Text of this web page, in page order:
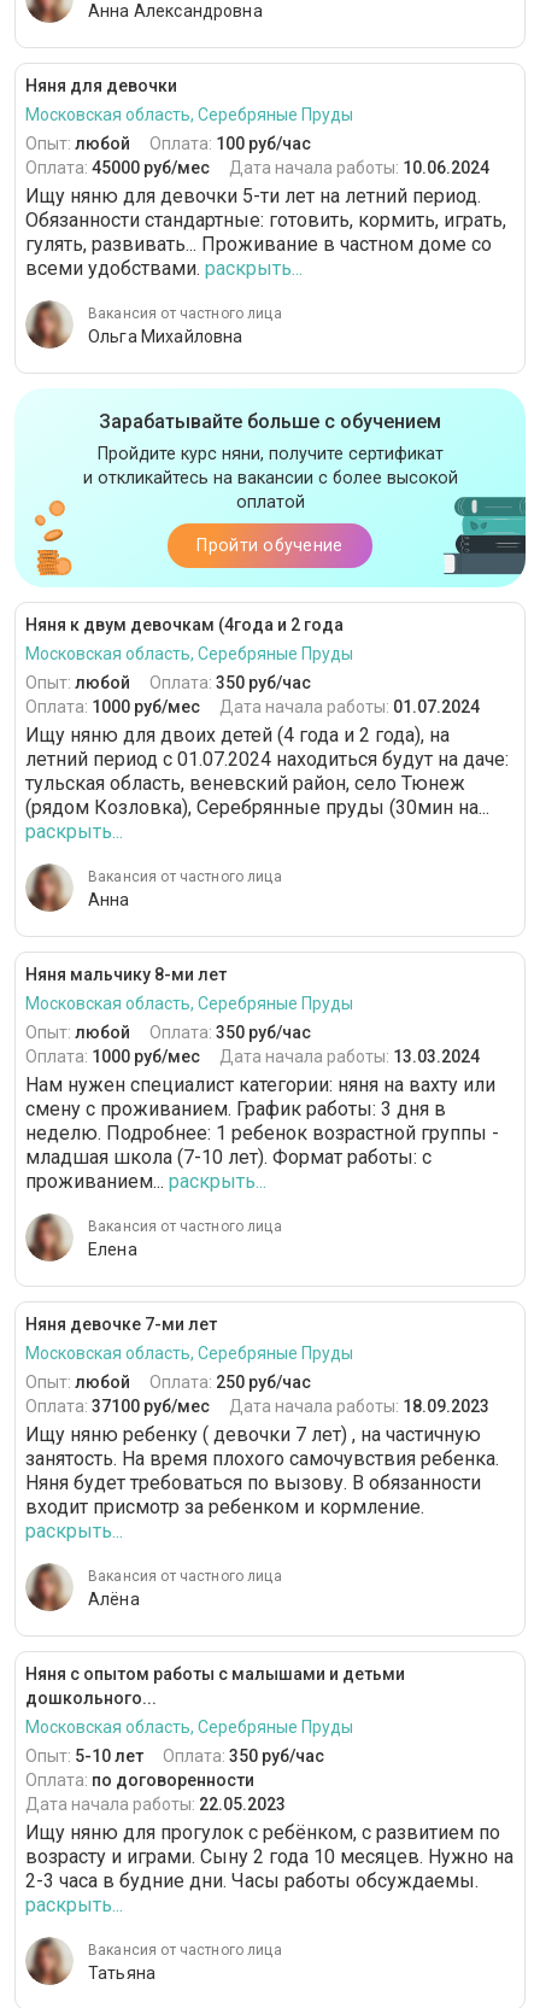
Анна Александровна
Няня для девочки
Московская область, Серебряные Пруды
Опыт: любой Оплата: 100 руб/час
Оплата: 45000 руб/мес Дата начала работы: 10.06.2024
Ищу няню для девочки 5-ти лет на летний период.
Обязанности стандартные: готовить, кормить, играть,
гулять, развивать... Проживание в частном доме со
всеми удобствами. раскрыть...
Вакансия от частного лица
Ольга Михайловна
Зарабатывайте больше с обучением
Пройдите курс няни, получите сертификат
и откликайтесь на вакансии с более высокой
оплатой
Пройти обучение
Няня к двум девочкам (4года и 2 года
Московская область, Серебряные Пруды
Опыт: любой Оплата: 350 руб/час
Оплата: 1000 руб/мес Дата начала работы: 01.07.2024
Ищу няню для двоих детей (4 года и 2 года), на
летний период с 01.07.2024 находиться будут на даче:
тульская область, веневский район, село Тюнеж
(рядом Козловка), Серебрянные пруды (30мин на...
раскрыть...
Вакансия от частного лица
Анна
Няня мальчику 8-ми лет
Московская область, Серебряные Пруды
Опыт: любой Оплата: 350 руб/час
Оплата: 1000 руб/мес Дата начала работы: 13.03.2024
Нам нужен специалист категории: няня на вахту или
смену с проживанием. График работы: 3 дня в
неделю. Подробнее: 1 ребенок возрастной группы -
младшая школа (7-10 лет). Формат работы: c
проживанием... раскрыть...
Вакансия от частного лица
Елена
Няня девочке 7-ми лет
Московская область, Серебряные Пруды
Опыт: любой Оплата: 250 руб/час
Оплата: 37100 руб/мес Дата начала работы: 18.09.2023
Ищу няню ребенку ( девочки 7 лет) , на частичную
занятость. На время плохого самочувствия ребенка.
Няня будет требоваться по вызову. В обязанности
входит присмотр за ребенком и кормление.
раскрыть...
Вакансия от частного лица
Алёна
Няня с опытом работы с малышами и детьми
дошкольного...
Московская область, Серебряные Пруды
Опыт: 5-10 лет Оплата: 350 руб/час
Оплата: по договоренности
Дата начала работы: 22.05.2023
Ищу няню для прогулок с ребёнком, с развитием по
возрасту и играми. Сыну 2 года 10 месяцев. Нужно на
2-3 часа в будние дни. Часы работы обсуждаемы.
раскрыть...
Вакансия от частного лица
Татьяна